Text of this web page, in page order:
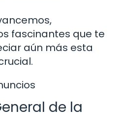
fascinantes que te
aún más esta
de la